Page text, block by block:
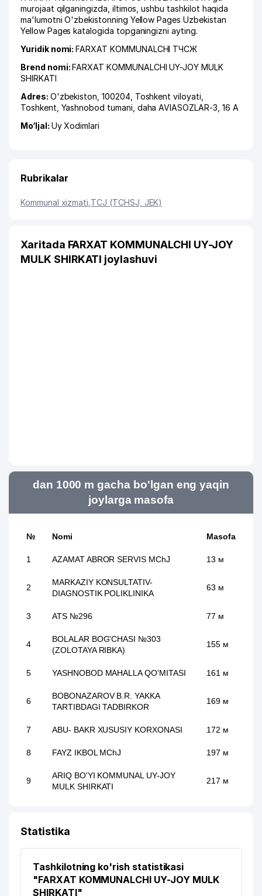
murojaat qilganingizda, iltimos, ushbu tashkilot haqida
ma'lumotni O'zbekistonning Yellow Pages Uzbekistan
Yellow Pages katalogida topganingizni ayting.
Yuridik nomi:FARXAT KOMMUNALCHI ТЧСЖ
Brend nomi:FARXAT KOMMUNALCHI UY-JOY MULK
SHIRKATI
Adres: O'zbekiston, 100204, Toshkent viloyati
Toshkent Yashnobod tumani daha AVIASOZLAR-3 , 16 А
Mo‘ljal: Uy Xodimlari
Rubrikalar
Kommunal xizmati TCJ (TCHSJ, JEK)
Xaritada FARXAT KOMMUNALCHI UY-JOY
MULK SHIRKATI joylashuvi
dan 1000 m gacha bo'lgan eng yaqin
joylarga masofa
№ Nomi Masofa
1 AZAMAT ABROR SERVIS MChJ 13 м
2
MARKAZIY KONSULTATIV-
DIAGNOSTIK POLIKLINIKA
63 м
3 ATS №296 77 м
4
BOLALAR BOG'CHASI №303
(ZOLOTAYA RIBKA)
155 м
5 YASHNOBOD MAHALLA QO'MITASI 161 м
6
BOBONAZAROV B.R. YAKKA
TARTIBDAGI TADBIRKOR
169 м
7 ABU- BAKR XUSUSIY KORXONASI 172 м
8 FAYZ IKBOL MChJ 197 м
9
ARIQ BO'YI KOMMUNAL UY-JOY
MULK SHIRKATI
217 м
11
AVIASOZ-KOMMUNAL UY-JOY MULK
12 ALFA DIAGNOSTIC MChJ
RUSTAMBEKOV J.B. YAKKA
Statistika
Tashkilotning ko'rish statistikasi
"FARXAT KOMMUNALCHI UY-JOY MULK
SHIRKATI"